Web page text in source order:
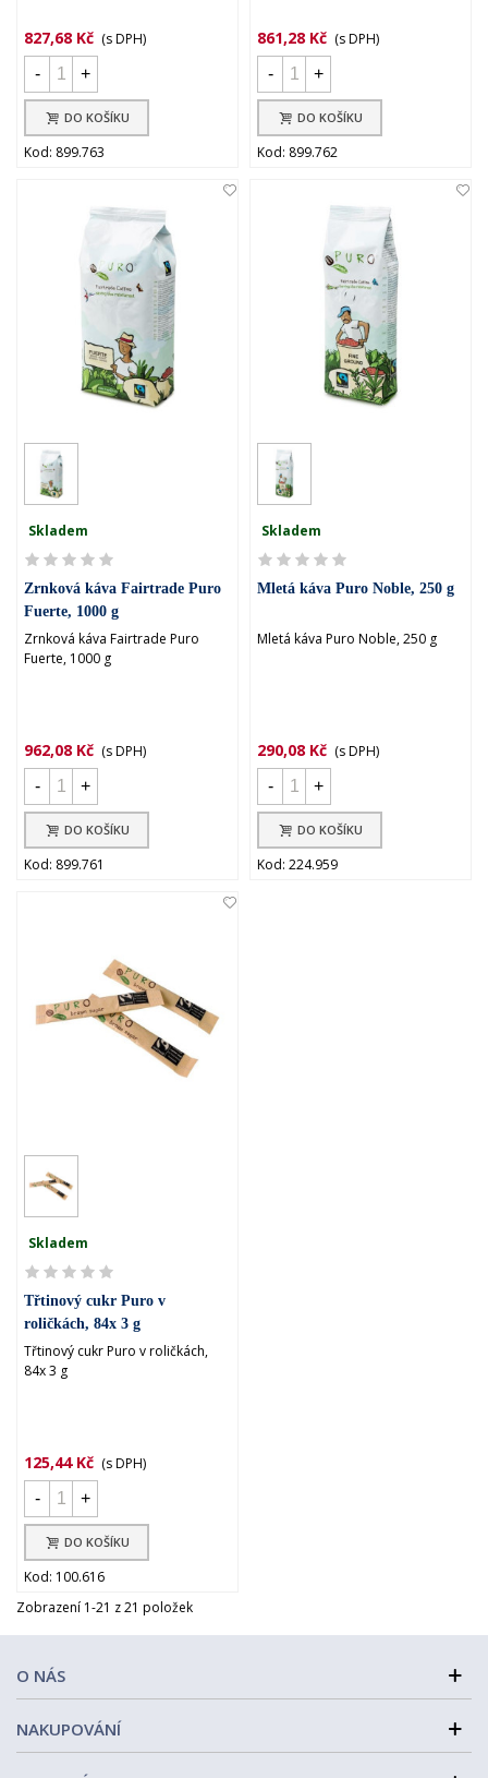
827,68 Kč (s DPH)
-
+
DO KOŠÍKU
Kod: 899.763
861,28 Kč (s DPH)
-
+
DO KOŠÍKU
Kod: 899.762
Skladem
Zrnková káva Fairtrade Puro
Fuerte, 1000 g
Zrnková káva Fairtrade Puro
Fuerte, 1000 g
962,08 Kč (s DPH)
-
+
DO KOŠÍKU
Kod: 899.761
Skladem
Mletá káva Puro Noble, 250 g
Mletá káva Puro Noble, 250 g
290,08 Kč (s DPH)
-
+
DO KOŠÍKU
Kod: 224.959
Skladem
Třtinový cukr Puro v
roličkách, 84x 3 g
Třtinový cukr Puro v roličkách,
84x 3 g
125,44 Kč (s DPH)
-
+
DO KOŠÍKU
Kod: 100.616
Zobrazení 1-21 z 21 položek
O NÁS
NAKUPOVÁNÍ